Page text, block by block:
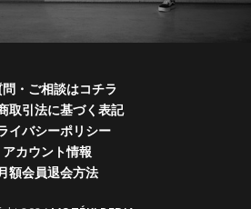
問・ご相談はコチラ
取引法に基づく表記
イバシーポリシー
アカウント情報
月額会員退会方法